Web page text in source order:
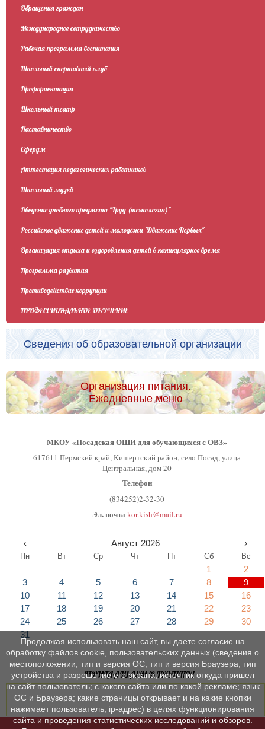
Обращения граждан
Международное сотрудничество
Рабочая программа воспитания
Школьный спортивный клуб
Профориентация
Школьный театр
Наставничество
Сферум
Аттестация педагогических работников
Школьный музей
Введение учебного предмета "Труд (технология)"
Российское движение детей и молодёжи "Движение Первых"
Организация отдыха и оздоровления детей в каникулярное время
Программа развития
Противодействие коррупции
ПРОФЕССИОНАЛЬНОЕ ОБУЧЕНИЕ
Сведения об образовательной организации
Организация питания.
Ежедневные меню
МКОУ «Посадская ОШИ для обучающихся с ОВЗ»
617611 Пермский край, Кишертский район, село Посад, улица
Центральная, дом 20
Телефон
(834252)2-32-30
Эл. почта kor.kish@mail.ru
‹ Август 2026 ›
Пн Вт Ср Чт Пт Сб Вс
1
2
3
4 5 6 7 8
9
10
11 12 13 14 15
16
17
18 19 20 21 22
23
24
25 26 27 28 29
30
31
ПРИГЛАШАЕМ В ГРУППУ!
Продолжая использовать наш сайт, вы даете согласие на
обработку файлов cookie, пользовательских данных (сведения о
местоположении; тип и версия ОС; тип и версия Браузера; тип
устройства и разрешение его экрана; источник откуда пришел
на сайт пользователь; с какого сайта или по какой рекламе; язык
ОС и Браузера; какие страницы открывает и на какие кнопки
нажимает пользователь; ip-адрес) в целях функционирования
сайта и проведения статистических исследований и обзоров.